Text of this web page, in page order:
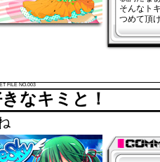
そんなト
つめて頂
FILE NO.003
なキミと！